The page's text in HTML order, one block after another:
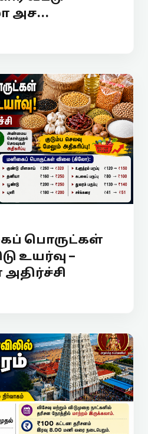
அச...
பொருட்கள்
உயர்வு –